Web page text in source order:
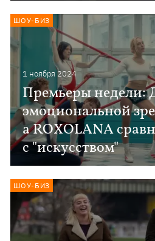
1 ноября 2024
Премьеры недели:
эмоциональной
а ROXOLANA
с "искусством"
ШОУ-БИЗ
ШОУ-БИЗ